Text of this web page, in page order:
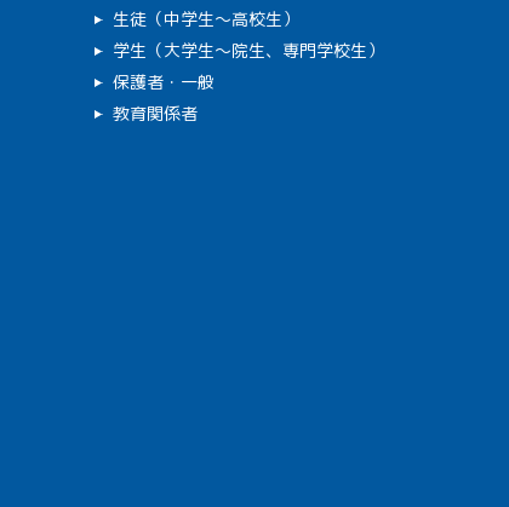
生徒（中学生～高校生）
学生（大学生～院生、専門学校生）
保護者・一般
教育関係者